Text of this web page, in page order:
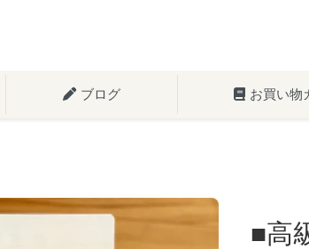
ブログ お買い物
■高